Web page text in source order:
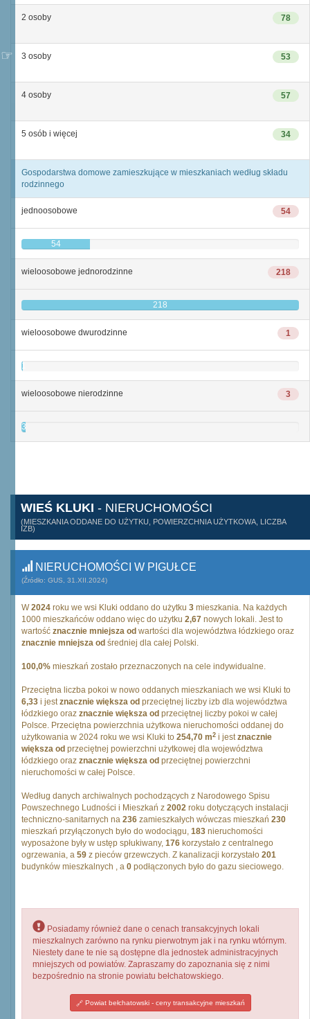
78
2 osoby
53
3 osoby
57
4 osoby
34
5 osób i więcej
Gospodarstwa domowe zamieszkujące w mieszkaniach według składu
rodzinnego
54
jednoosobowe
54
218
wieloosobowe jednorodzinne
218
1
wieloosobowe dwurodzinne
1
3
wieloosobowe nierodzinne
3
WIEŚ KLUKI - NIERUCHOMOŚCI
(MIESZKANIA ODDANE DO UŻYTKU, POWIERZCHNIA UŻYTKOWA, LICZBA
IZB)
NIERUCHOMOŚCI W PIGUŁCE
(Źródło: GUS, 31.XII.2024)
W2024 roku we wsi Kluki oddano do użytku 3 mieszkania. Na każdych
1000 mieszkańców oddano więc do użytku 2,67 nowych lokali. Jest to
wartość znacznie mniejsza od wartości dla województwa łódzkiego oraz
znacznie mniejsza od średniej dla całej Polski.
100,0% mieszkań zostało przeznaczonych na cele indywidualne.
Przeciętna liczba pokoi w nowo oddanych mieszkaniach we wsi Kluki to
6,33 i jestznacznie większa od przeciętnej liczby izb dla województwa
łódzkiego oraz znacznie większa od przeciętnej liczby pokoi w całej
Polsce. Przeciętna powierzchnia użytkowa nieruchomości oddanej do
użytkowania w 2024 roku we wsi Kluki to 254,70 m2 i jestznacznie
większa od przeciętnej powierzchni użytkowej dla województwa
łódzkiego oraz znacznie większa od przeciętnej powierzchni
nieruchomości w całej Polsce.
Według danych archiwalnych pochodzących z Narodowego Spisu
Powszechnego Ludności i Mieszkań z 2002 roku dotyczących instalacji
techniczno-sanitarnych na 236 zamieszkałych wówczas mieszkań 230
mieszkań przyłączonych było do wodociągu, 183 nieruchomości
wyposażone były w ustęp spłukiwany, 176 korzystało z centralnego
ogrzewania, a 59 z pieców grzewczych. Z kanalizacji korzystało 201
budynków mieszkalnych , a 0 podłączonych było do gazu sieciowego.
Posiadamy również dane o cenach transakcyjnych lokali
mieszkalnych zarówno na rynku pierwotnym jak i na rynku wtórnym.
Niestety dane te nie są dostępne dla jednostek administracyjnych
mniejszych od powiatów. Zapraszamy do zapoznania się z nimi
bezpośrednio na stronie powiatu bełchatowskiego.
Powiat bełchatowski - ceny transakcyjne mieszkań